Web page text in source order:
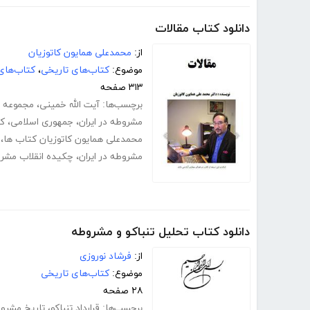
دانلود کتاب مقالات
از: محمدعلی همایون کاتوزیان
موضوع: کتاب‌های تاریخی،
۳۱۳ صفحه
برچسب‌ها: آیت الله خمینی، مجموعه
مشروطه در ایران، جمهوری اسلامی،
محمدعلی همایون کاتوزیان کتاب ها
مشروطه در ایران، چکیده انقلاب
دانلود کتاب تحلیل تنباکو و مشروطه
از: فرشاد نوروزی
موضوع: کتاب‌های تاریخی
۲۸ صفحه